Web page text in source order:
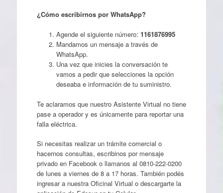
¿Cómo escribirnos por WhatsApp?
Agende el siguiente número: 1161876995
Mandamos un mensaje a través de
WhatsApp.
Una vez que inicies la conversación te
vamos a pedir que selecciones la opción
deseaba e información de tu suministro.
Te aclaramos que nuestro Asistente Virtual no tiene
pase a operador y es únicamente para reportar una
falla eléctrica.
Si necesitas realizar un trámite comercial o
hacernos consultas, escribinos por mensaje
privado en Facebook o llamanos al 0810-222-0200
de lunes a viernes de 8 a 17 horas. También podés
ingresar a nuestra Oficinal Virtual o descargarte la